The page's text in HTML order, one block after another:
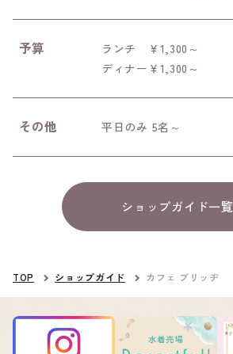
予算
ランチ ￥1,300～
ディナー￥1,300～
その他 平日のみ 5名～
ショップガイド一覧
TOP ショップガイド カフェ ブリッヂ